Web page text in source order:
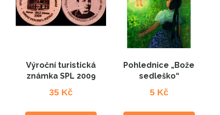
Výroční turistická
známka SPL 2009
35 Kč
Pohlednice „Bože
sedleško“
5 Kč